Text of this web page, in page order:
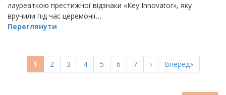
лауреаткою престижної відзнаки «Key Innovator», яку
вручили під час церемонії…
Переглянути
СТОРІНКИПоточна
сторінка
1 Page
2 Page
3 Page
4 Page
5 Page
6 Page
7
Наступна
сторінка
›
Остання
сторінка
Вперед»